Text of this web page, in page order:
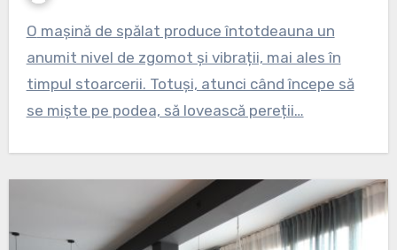
O mașină de spălat produce întotdeauna un
anumit nivel de zgomot și vibrații, mai ales în
timpul stoarcerii. Totuși, atunci când începe să
se miște pe podea, să lovească pereții…